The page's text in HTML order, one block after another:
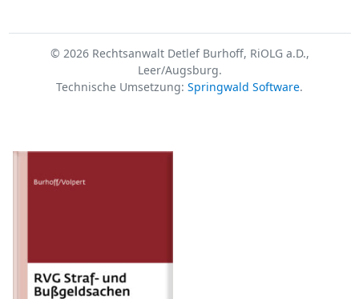
© 2026 Rechtsanwalt Detlef Burhoff, RiOLG a.D.,
Leer/Augsburg.
Technische Umsetzung: Springwald Software.